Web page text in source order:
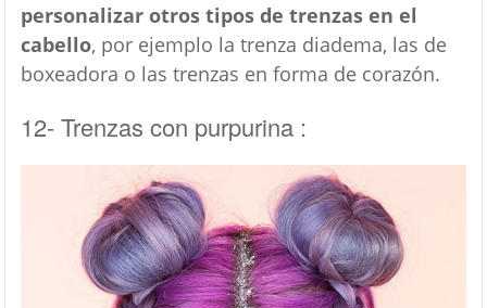
personalizar otros tipos de trenzas en el
cabello, por ejemplo la trenza diadema, las de
boxeadora o las trenzas en forma de corazón.
12- Trenzas con purpurina :